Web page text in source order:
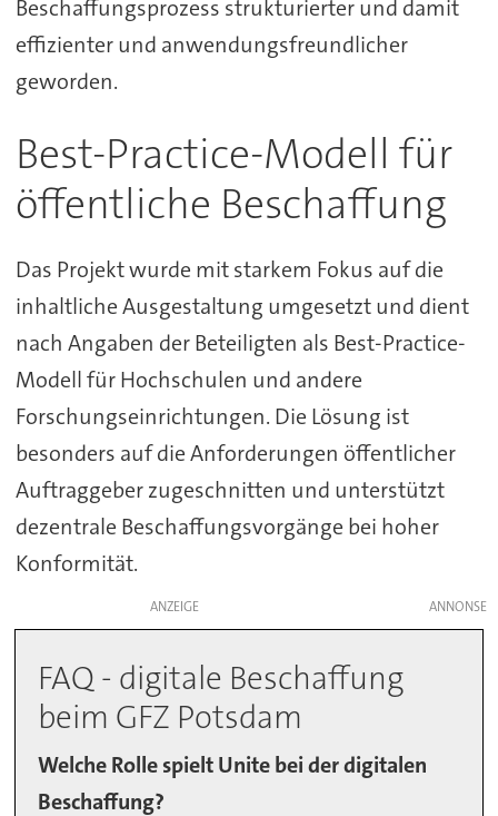
Beschaffungsprozess strukturierter und damit
effizienter und anwendungsfreundlicher
geworden.
Best-Practice-Modell für
öffentliche Beschaffung
Das Projekt wurde mit starkem Fokus auf die
inhaltliche Ausgestaltung umgesetzt und dient
nach Angaben der Beteiligten als Best-Practice-
Modell für Hochschulen und andere
Forschungseinrichtungen. Die Lösung ist
besonders auf die Anforderungen öffentlicher
Auftraggeber zugeschnitten und unterstützt
dezentrale Beschaffungsvorgänge bei hoher
Konformität.
ANZEIGE
FAQ - digitale Beschaffung
beim GFZ Potsdam
Welche Rolle spielt Unite bei der digitalen
Beschaffung?